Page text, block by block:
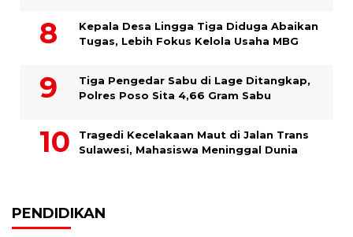
Kepala Desa Lingga Tiga Diduga Abaikan
Tugas, Lebih Fokus Kelola Usaha MBG
Tiga Pengedar Sabu di Lage Ditangkap,
Polres Poso Sita 4,66 Gram Sabu
Tragedi Kecelakaan Maut di Jalan Trans
Sulawesi, Mahasiswa Meninggal Dunia
PENDIDIKAN